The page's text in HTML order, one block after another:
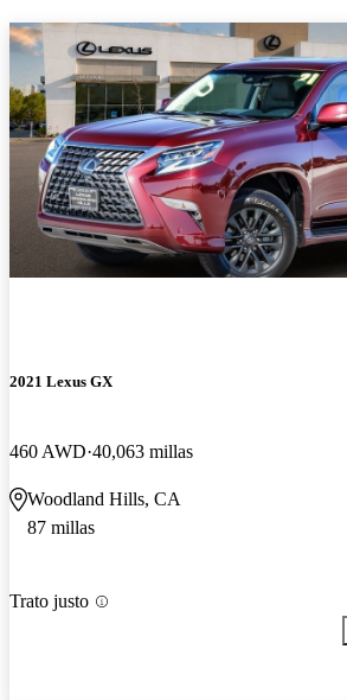
2021 Lexus GX
460 AWD 40,063 millas
Woodland Hills, CA
87 millas
Trato justo